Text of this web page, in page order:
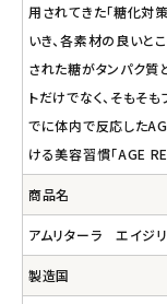
meeting_room ログイン
用されてきた「糖化対
いき、各素材の良いと
された糖がタンパク質
トだけでなく、そもそ
でに体内で反応した
ける美容習慣「AGE
商品名
アムリターラ エイジリ
製造国